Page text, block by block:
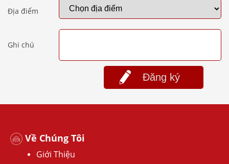
Địa điểm
Ghi chú
Đăng ký
Về Chúng Tôi
Giới Thiệu